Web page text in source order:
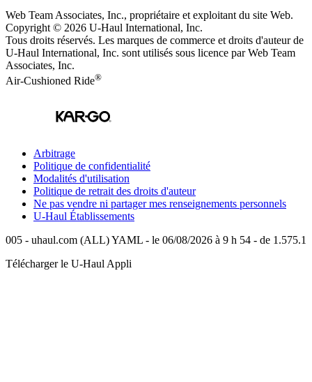
Web Team Associates, Inc., propriétaire et exploitant du site Web.
Copyright © 2026 U-Haul International, Inc.
Tous droits réservés. Les marques de commerce et droits d'auteur de
U-Haul International, Inc. sont utilisés sous licence par Web Team
Associates, Inc.
Air-Cushioned Ride®
Arbitrage
Politique de confidentialité
Modalités d'utilisation
Politique de retrait des droits d'auteur
Ne pas vendre ni partager mes renseignements personnels
U-Haul Établissements
005 - uhaul.com (ALL) YAML - le 06/08/2026 à 9 h 54 - de 1.575.1
Télécharger le U-Haul Appli